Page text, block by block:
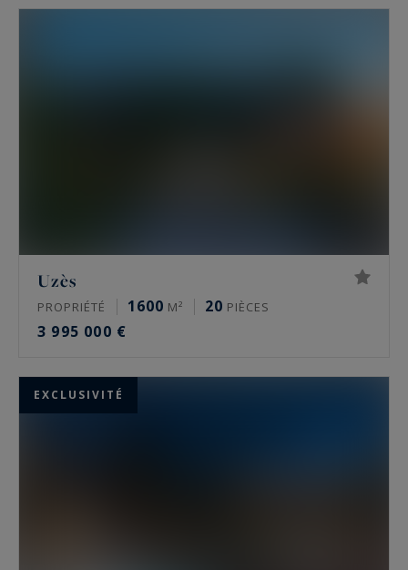
Uzès
PROPRIÉTÉ 1600 M² 20 PIÈCES
3 995 000 €
EXCLUSIVITÉ